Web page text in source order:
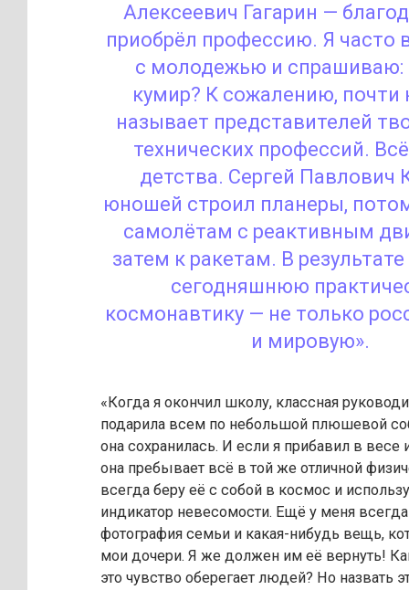
Алексеевич Гагарин —
приобрёл профессию. Я часто
с молодежью и спрашиваю:
кумир? К сожалению, почти
называет представителей
технических профессий.
детства. Сергей Павлович
юношей строил планеры,
самолётам с реактивным
затем к ракетам. В
сегодняшнюю
космонавтику — не только
и мировую».
«Когда я окончил школу, классная
подарила всем по небольшой плюшевой
она сохранилась. И если я прибавил в весе
она пребывает всё в той же отличной
всегда беру её с собой в космос и
индикатор невесомости. Ещё у меня
фотография семьи и какая-нибудь вещь,
мои дочери. Я же должен им её вернуть!
это чувство оберегает людей? Но назвать